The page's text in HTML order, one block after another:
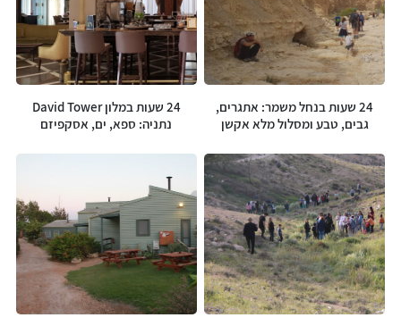
24 שעות בנחל משמר: אתגרים,
גבים, טבע ומסלול מלא אקשן
24 שעות במלון David Tower
נתניה: ספא, ים, אסקפיזם